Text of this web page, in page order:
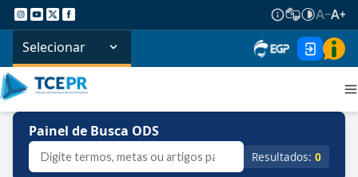
Selecionar
Painel de Busca ODS
Resultados: 0